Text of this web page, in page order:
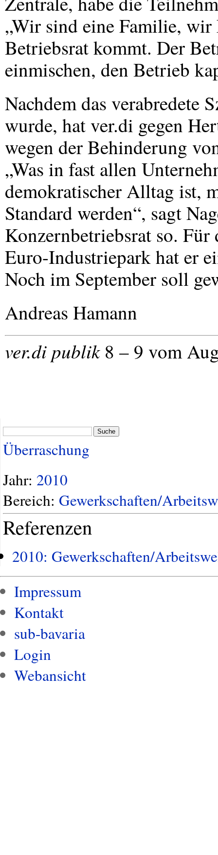
„Wir sind eine Familie, wir
Betriebsrat kommt. Der
einmischen, den Betrieb
Nachdem das verabredete
wurde, hat ver.di gegen
wegen der Behinderung
„Was in fast allen
demokratischer Alltag ist,
Standard werden“, sagt
Konzernbetriebsrat so.
Euro-Industriepark hat er
Noch im September soll
Andreas Hamann
ver.di publik8 – 9 vom
Suche
Überraschung
Jahr: 2010
Bereich: Gewerkschaften/
Referenzen
2010: Gewerkschaften/
Impressum
Kontakt
sub-bavaria
Login
Webansicht